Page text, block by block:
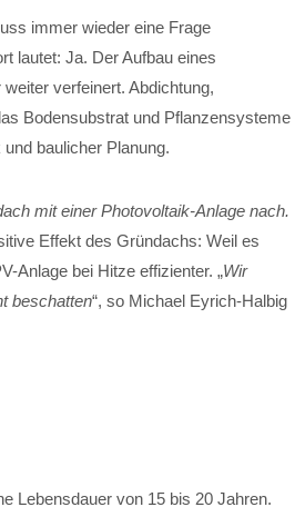
immer wieder eine Frage
lautet: Ja. Der Aufbau eines
verfeinert. Abdichtung,
Bodensubstrat und Pflanzensysteme
baulicher Planung.
mit einer Photovoltaik-Anlage nach.
Effekt des Gründachs: Weil es
Anlage bei Hitze effizienter. „Wir
beschatten“, so Michael Eyrich-Halbig
Lebensdauer von 15 bis 20 Jahren.